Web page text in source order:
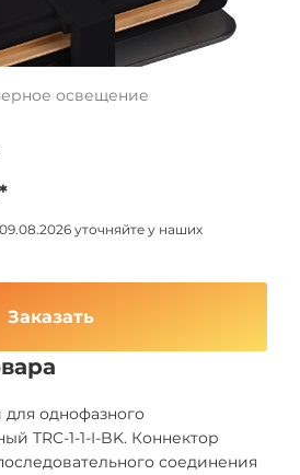
освещение
уточняйте у наших
Заказать
однофазного
TRC-1-1-I-BK. Коннектор
соединения